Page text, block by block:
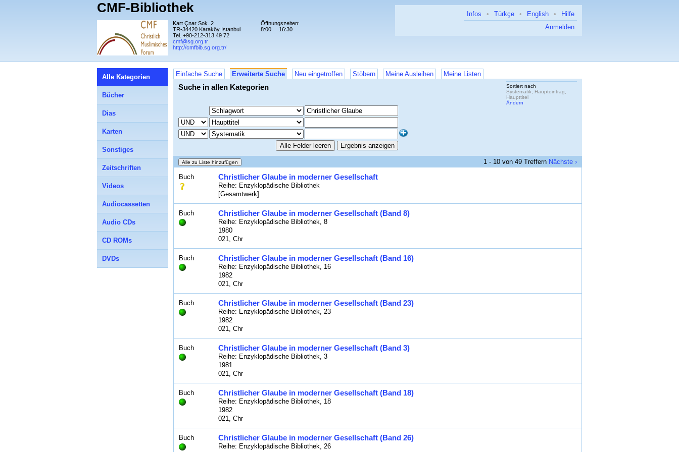
Hilfe
•
English
•
Türkçe
•
Infos
Anmelden
CMF-Bibliothek
Kart Çnar Sok. 2
TR-34420 Karaköy Istanbul
Tel. +90-212-313 49 72
cmf@sg.org.tr
http://cmfbib.sg.org.tr/
Öffnungszeiten:
8:00
16:30
Einfache Suche Erweiterte Suche Neu eingetroffen Stöbern Meine Ausleihen Meine Listen
Suche in allen Kategorien
Sortiert nach
Systematik, Haupteintrag,
Haupttitel
Ändern
1 - 10 von 49 Treffern Nächste ›
Buch
Christlicher Glaube in moderner Gesellschaft
Reihe: Enzyklopädische Bibliothek
[Gesamtwerk]
Buch Christlicher Glaube in moderner Gesellschaft (Band 8)
Reihe: Enzyklopädische Bibliothek, 8
1980
021, Chr
Buch Christlicher Glaube in moderner Gesellschaft (Band 16)
Reihe: Enzyklopädische Bibliothek, 16
1982
021, Chr
Buch Christlicher Glaube in moderner Gesellschaft (Band 23)
Reihe: Enzyklopädische Bibliothek, 23
1982
021, Chr
Buch Christlicher Glaube in moderner Gesellschaft (Band 3)
Reihe: Enzyklopädische Bibliothek, 3
1981
021, Chr
Buch Christlicher Glaube in moderner Gesellschaft (Band 18)
Reihe: Enzyklopädische Bibliothek, 18
1982
021, Chr
Buch Christlicher Glaube in moderner Gesellschaft (Band 26)
Reihe: Enzyklopädische Bibliothek, 26
Alle Kategorien
Bücher
Dias
Karten
Sonstiges
Zeitschriften
Videos
Audiocassetten
Audio CDs
CD ROMs
DVDs